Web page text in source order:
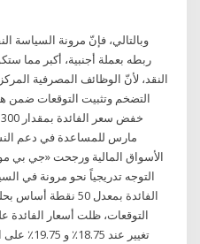
وبالتالي، فإنّ مرونة السياسة
ربطه بعملة أجنبية، أكبر مما
النقد، لأنّ الوظائف المصرفية
مارس للمساعدة في دعم
الأسواق المالية ورجحت «جي بي
التوجه تدريجياً نحو مرونة في
الفائدة بمعدل 50
التوقعات، ظلت أسعار الفائدة
تغيير